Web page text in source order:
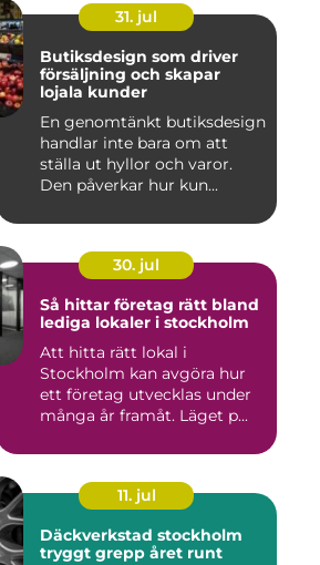
31. jul
Butiksdesign som driver
försäljning och skapar
lojala kunder
En genomtänkt butiksdesign
handlar inte bara om att
ställa ut hyllor och varor.
Den påverkar hur kun...
30. jul
Så hittar företag rätt bland
lediga lokaler i stockholm
Att hitta rätt lokal i
Stockholm kan avgöra hur
ett företag utvecklas under
många år framåt. Läget p...
11. jul
Däckverkstad stockholm
tryggt grepp året runt